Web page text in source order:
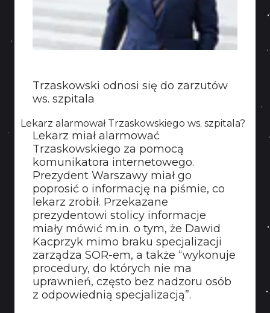
Trzaskowski odnosi się do zarzutów
ws. szpitala
Lekarz alarmował Trzaskowskiego ws. szpitala?
Lekarz miał alarmować
Trzaskowskiego za pomocą
komunikatora internetowego.
Prezydent Warszawy miał go
poprosić o informację na piśmie, co
lekarz zrobił. Przekazane
prezydentowi stolicy informacje
miały mówić m.in. o tym, że Dawid
Kacprzyk mimo braku specjalizacji
zarządza SOR-em, a także “wykonuje
procedury, do których nie ma
uprawnień, często bez nadzoru osób
z odpowiednią specjalizacją”.